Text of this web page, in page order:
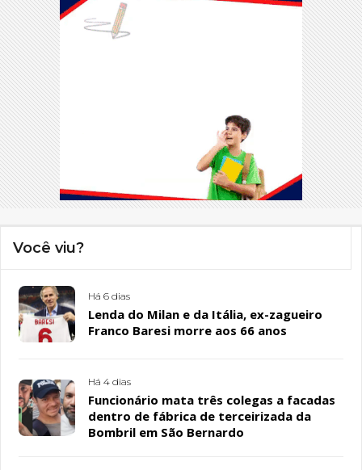
Você viu?
Há 6 dias
Lenda do Milan e da Itália, ex-zagueiro
Franco Baresi morre aos 66 anos
Há 4 dias
Funcionário mata três colegas a facadas
dentro de fábrica de terceirizada da
Bombril em São Bernardo